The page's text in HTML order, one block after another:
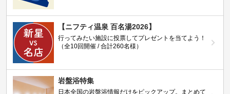
【ニフティ温泉 百名湯2026】
行ってみたい施設に投票してプレゼントを当てよう！
（全10回開催 / 合計260名様）
岩盤浴特集
日本全国の岩盤浴情報だけをピックアップ。まとめて